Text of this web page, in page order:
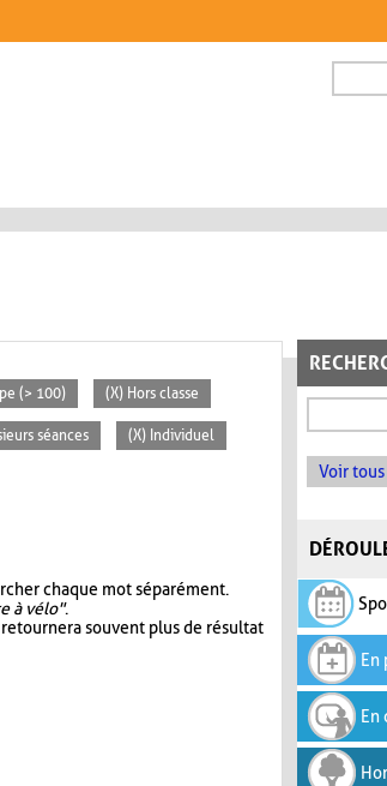
Voir
En
En
(> 100) (X) Hors classe
séances (X) Individuel
chaque mot séparément.
à vélo".
souvent plus de résultat